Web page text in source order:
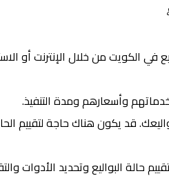
الكويت من خلال الإنترنت أو
وأسعارهم ومدة التنفيذ.
قد يكون هناك حاجة لتقييم
حالة البواليع وتحديد الأدوات